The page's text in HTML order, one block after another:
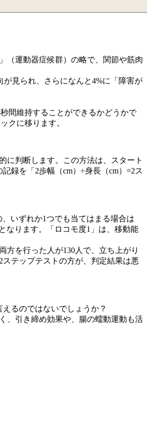
（運動器症候群）の略で、関節や筋肉
見られ、さらになんと4%に「障害が
間維持することができるかどうかで
クに移ります。
に判断します。この方法は、スタート
録を「2歩幅（cm）÷身長（cm）=2ス
いずれか1つでも当てはまる場合は
なります。「ロコモ度1」は、移動能
方を行った人が130人で、立ち上がり
テップテストの方が、判定結果は悪
るのではないでしょうか？
、引き締め効果や、腸の蠕動運動も活